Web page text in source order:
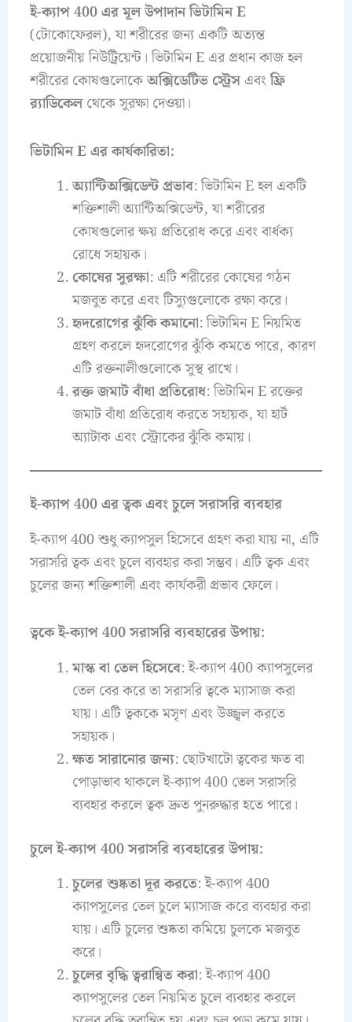
ই-ক্যাপ 400 এর মূল উপাদান ভিটামিন E
(টোকোফেরল), যা শরীরের জন্য একটি অত্যন্ত
প্রয়োজনীয় নিউট্রিয়েন্ট। ভিটামিন E এর প্রধান কাজ হল
শরীরের কোষগুলোকেঅক্সিডেটিভ স্ট্রেসএবংফ্রি
র‌্যাডিকেলথেকে সুরক্ষা দেওয়া।
ভিটামিন E এর কার্যকারিতা:
অ্যান্টিঅক্সিডেন্ট প্রভাব: ভিটামিন E হল একটি
শক্তিশালী অ্যান্টিঅক্সিডেন্ট, যা শরীরের
কোষগুলোর ক্ষয় প্রতিরোধ করে এবং বার্ধক্য
রোধে সহায়ক।
কোষের সুরক্ষা: এটি শরীরের কোষের গঠন
মজবুত করে এবং টিস্যুগুলোকে রক্ষা করে।
হৃদরোগের ঝুঁকি কমানো: ভিটামিন E নিয়মিত
গ্রহণ করলে হৃদরোগের ঝুঁকি কমতে পারে, কারণ
এটি রক্তনালীগুলোকে সুস্থ রাখে।
রক্ত জমাট বাঁধা প্রতিরোধ: ভিটামিন E রক্তের
জমাট বাঁধা প্রতিরোধ করতে সহায়ক, যা হার্ট
অ্যাটাক এবং স্ট্রোকের ঝুঁকি কমায়।
ই-ক্যাপ 400 এর ত্বক এবং চুলে সরাসরি ব্যবহার
ই-ক্যাপ 400 শুধু ক্যাপসুল হিসেবে গ্রহণ করা যায় না, এটি
সরাসরি ত্বক এবং চুলে ব্যবহার করা সম্ভব। এটি ত্বক এবং
চুলের জন্য শক্তিশালী এবং কার্যকরী প্রভাব ফেলে।
ত্বকে ই-ক্যাপ 400 সরাসরি ব্যবহারের উপায়:
মাস্ক বা তেল হিসেবে: ই-ক্যাপ 400 ক্যাপসুলের
তেল বের করে তা সরাসরি ত্বকে ম্যাসাজ করা
যায়। এটি ত্বককে মসৃণ এবং উজ্জ্বল করতে
সহায়ক।
ক্ষত সারানোর জন্য: ছোটখাটো ত্বকের ক্ষত বা
পোড়াভাব থাকলে ই-ক্যাপ 400 তেল সরাসরি
ব্যবহার করলে ত্বক দ্রুত পুনরুদ্ধার হতে পারে।
চুলে ই-ক্যাপ 400 সরাসরি ব্যবহারের উপায়:
চুলের শুষ্কতা দূর করতে: ই-ক্যাপ 400
ক্যাপসুলের তেল চুলে ম্যাসাজ করে ব্যবহার করা
যায়। এটি চুলের শুষ্কতা কমিয়ে চুলকে মজবুত
করে।
চুলের বৃদ্ধি ত্বরান্বিত করা: ই-ক্যাপ 400
ক্যাপসুলের তেল নিয়মিত চুলে ব্যবহার করলে